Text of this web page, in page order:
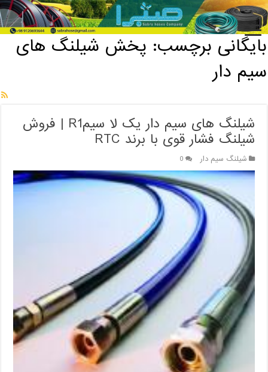
خانه / بایگانی برچسب: پخش شیلنگ های سیم دار
بایگانی برچسب: پخش شیلنگ های
سیم دار
شیلنگ های سیم دار یک لا سیمR1 | فروش
شیلنگ فشار قوی با برند RTC
شیلنگ سیم دار 0